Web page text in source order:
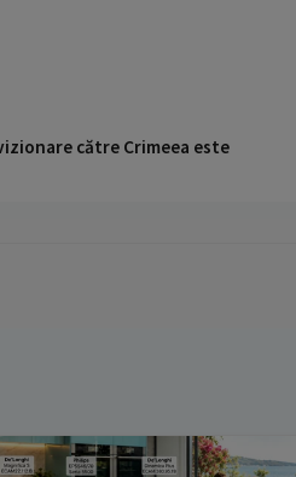
către Crimeea este